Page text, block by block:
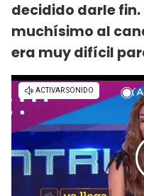
decidido darle
muchísimo al
era muy difícil